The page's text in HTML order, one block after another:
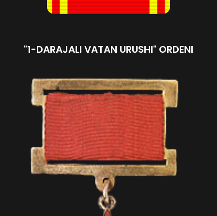
"1-DARAJALI VATAN URUSHI" ORDENI